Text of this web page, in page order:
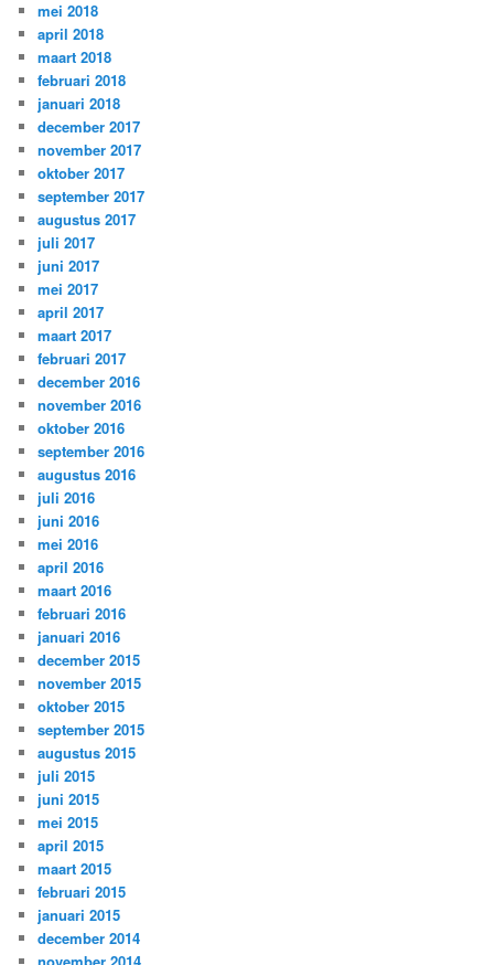
mei 2018
april 2018
maart 2018
februari 2018
januari 2018
december 2017
november 2017
oktober 2017
september 2017
augustus 2017
juli 2017
juni 2017
mei 2017
april 2017
maart 2017
februari 2017
december 2016
november 2016
oktober 2016
september 2016
augustus 2016
juli 2016
juni 2016
mei 2016
april 2016
maart 2016
februari 2016
januari 2016
december 2015
november 2015
oktober 2015
september 2015
augustus 2015
juli 2015
juni 2015
mei 2015
april 2015
maart 2015
februari 2015
januari 2015
december 2014
november 2014